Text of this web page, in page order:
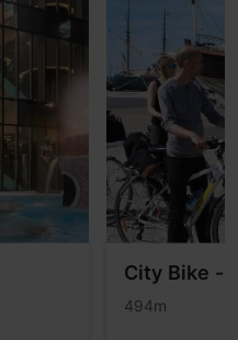
City Bike -
494m